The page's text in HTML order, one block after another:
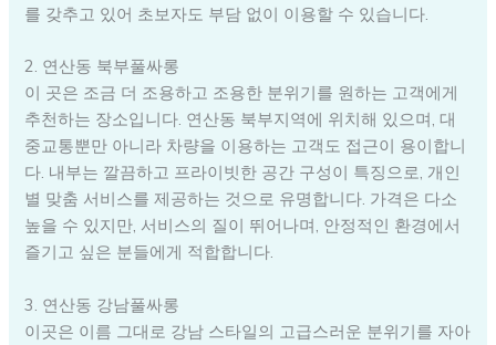
를 갖추고 있어 초보자도 부담 없이 이용할 수 있습니다.
2. 연산동 북부풀싸롱
이 곳은 조금 더 조용하고 조용한 분위기를 원하는 고객에게
추천하는 장소입니다. 연산동 북부지역에 위치해 있으며, 대
중교통뿐만 아니라 차량을 이용하는 고객도 접근이 용이합니
다. 내부는 깔끔하고 프라이빗한 공간 구성이 특징으로, 개인
별 맞춤 서비스를 제공하는 것으로 유명합니다. 가격은 다소
높을 수 있지만, 서비스의 질이 뛰어나며, 안정적인 환경에서
즐기고 싶은 분들에게 적합합니다.
3. 연산동 강남풀싸롱
이곳은 이름 그대로 강남 스타일의 고급스러운 분위기를 자아